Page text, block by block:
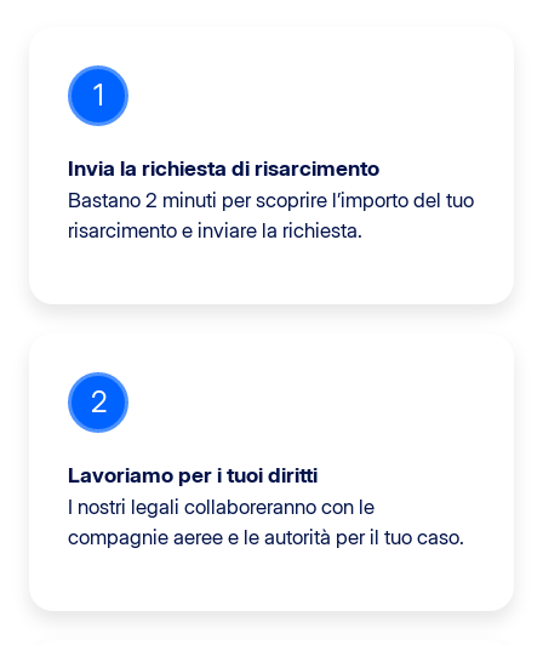
1
Invia la richiesta di risarcimento
Bastano 2 minuti per scoprire l’importo del tuo
risarcimento e inviare la richiesta.
2
Lavoriamo per i tuoi diritti
I nostri legali collaboreranno con le
compagnie aeree e le autorità per il tuo caso.